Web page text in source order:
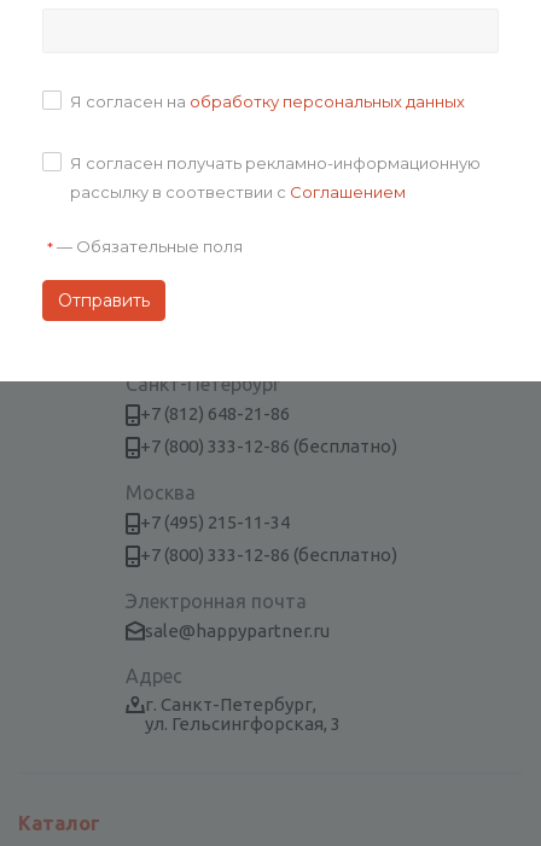
Нажимая на кнопку «Подписаться»,
вы даёте согласие на обработку
материалов.
Санкт-Петербург
+7 (812) 648-21-86
+7 (800) 333-12-86 (бесплатно)
Москва
+7 (495) 215-11-34
+7 (800) 333-12-86 (бесплатно)
Электронная почта
sale@happypartner.ru
Адрес
г. Санкт-Петербург,
ул. Гельсингфорская, 3
Каталог
Я согласен на обработку персональных данных
Я согласен получать рекламно-информационную
рассылку в соотвествии с Соглашением
* — Обязательные поля